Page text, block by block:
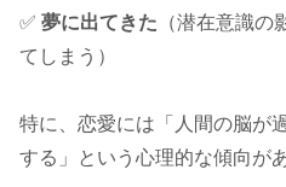
✅ 夢に出てきた （潜在意識の
てしまう）
特に、恋愛には「人間の脳が
する」という心理的な傾向が